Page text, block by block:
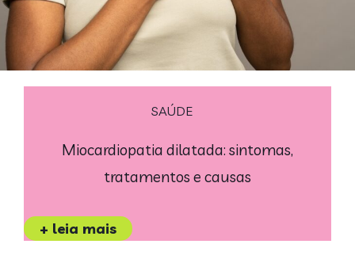
SAÚDE
Miocardiopatia dilatada: sintomas,
tratamentos e causas
+ leia mais